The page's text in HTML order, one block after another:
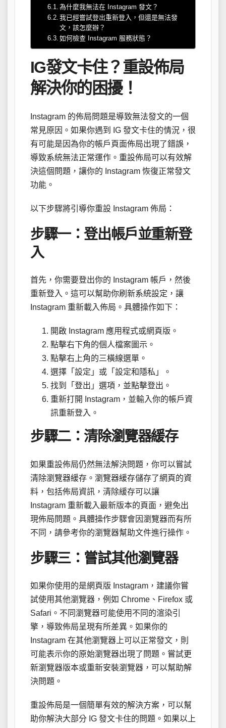
為什麼我無法在 Instagram 發文？
我已經嘗試登出重新登入，但還是無法發
文，該怎麼辦？
如何檢查 Instagram 服務狀態？
IG發文卡住？重設佈局
解決你的困擾！
Instagram 的佈局問題是導致無法發文的一個
常見原因。如果你遇到 IG 發文卡住的情況，很
有可能是因為你的帳戶頁面佈局出現了錯誤，
導致系統無法正常運作。重設佈局可以有效解
決這個問題，讓你的 Instagram 恢復正常發文
功能。
以下步驟將引導你重設 Instagram 佈局：
步驟一：登出帳戶並重新登
入
首先，你需要登出你的 Instagram 帳戶，然後
重新登入。這可以幫助你刷新系統設定，讓
Instagram 重新載入佈局。具體操作如下：
開啟 Instagram 應用程式或網頁版。
點擊右下角的個人檔案圖示。
點擊右上角的三橫線選單。
選擇「設定」或「設定和隱私」。
找到「登出」選項，並點擊登出。
重新打開 Instagram，並輸入你的帳戶資
訊重新登入。
步驟二：清除瀏覽器緩存
如果重設佈局仍然無法解決問題，你可以嘗試
清除瀏覽器緩存。瀏覽器緩存儲存了網頁的資
料，包括佈局資訊，清除緩存可以讓
Instagram 重新載入最新版本的頁面，避免出
現佈局問題。具體操作步驟會因瀏覽器而有所
不同，請參考你的瀏覽器幫助文件進行操作。
步驟三：嘗試其他瀏覽器
如果你使用的是網頁版 Instagram，建議你嘗
試使用其他瀏覽器，例如 Chrome、Firefox 或
Safari。不同瀏覽器可能使用不同的渲染引
擎，導致佈局呈現有所差異。如果你的
Instagram 在其他瀏覽器上可以正常發文，則
可能表示你的原始瀏覽器出現了問題。嘗試更
新瀏覽器版本或重新安裝瀏覽器，可以幫助解
決問題。
重設佈局是一個簡單有效的解決方案，可以幫
助你解決大部分 IG 發文卡住的問題。如果以上